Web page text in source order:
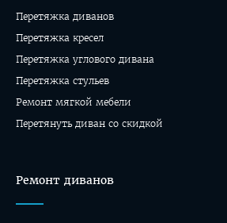
Перетяжка диванов
Перетяжка кресел
Перетяжка углового дивана
Перетяжка стульев
Ремонт мягкой мебели
Перетянуть диван со скидкой
Ремонт диванов